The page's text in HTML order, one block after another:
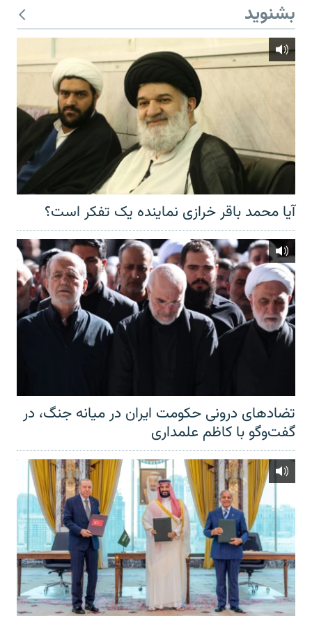
بشنوید
آیا محمد باقر خرازی نماینده یک تفکر است؟
تضادهای درونی حکومت ایران در میانه جنگ، در
گفت‌‌وگو با کاظم علمداری